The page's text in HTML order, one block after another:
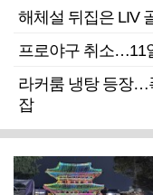
해체설 뒤집은 LIV
프로야구 취소…11
라커룸 냉탕 등장…
잡